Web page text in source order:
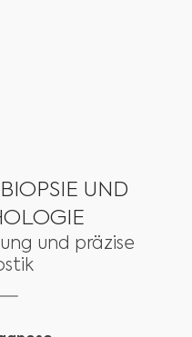
UND
und präzise